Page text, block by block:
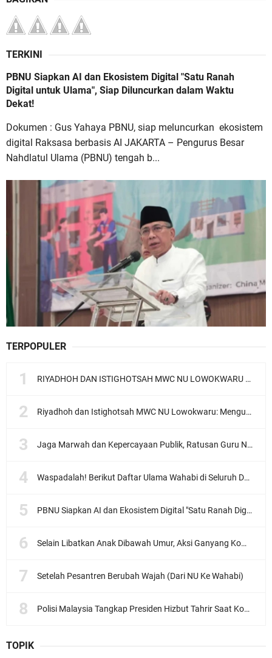
TERKINI
PBNU Siapkan AI dan Ekosistem Digital "Satu Ranah
Digital untuk Ulama", Siap Diluncurkan dalam Waktu
Dekat!
Dokumen : Gus Yahaya PBNU, siap meluncurkan ekosistem
digital Raksasa berbasis AI JAKARTA – Pengurus Besar
Nahdlatul Ulama (PBNU) tengah b...
TERPOPULER
RIYADHOH DAN ISTIGHOTSAH MWC NU LOWOKWARU Menyambut Muktamar NU ke-35, Meneguhkan Sanad Laku Para Muassis
Riyadhoh dan Istighotsah MWC NU Lowokwaru: Menguatkan Doa, Menjalin Ukhuwah Menyambut Muktamar NU ke-35
Jaga Marwah dan Kepercayaan Publik, Ratusan Guru Ngaji Kota Malang Serukan Deklarasi Ramah Anak
Waspadalah! Berikut Daftar Ulama Wahabi di Seluruh Dunia dan Karya-karyanya
PBNU Siapkan AI dan Ekosistem Digital "Satu Ranah Digital untuk Ulama", Siap Diluncurkan dalam Waktu Dekat!
Selain Libatkan Anak Dibawah Umur, Aksi Ganyang Komunis Jadi Sorotan Karena Ada Narasi Halal Sembelih Orang
Setelah Pesantren Berubah Wajah (Dari NU Ke Wahabi)
Polisi Malaysia Tangkap Presiden Hizbut Tahrir Saat Konferensi Pers
TOPIK